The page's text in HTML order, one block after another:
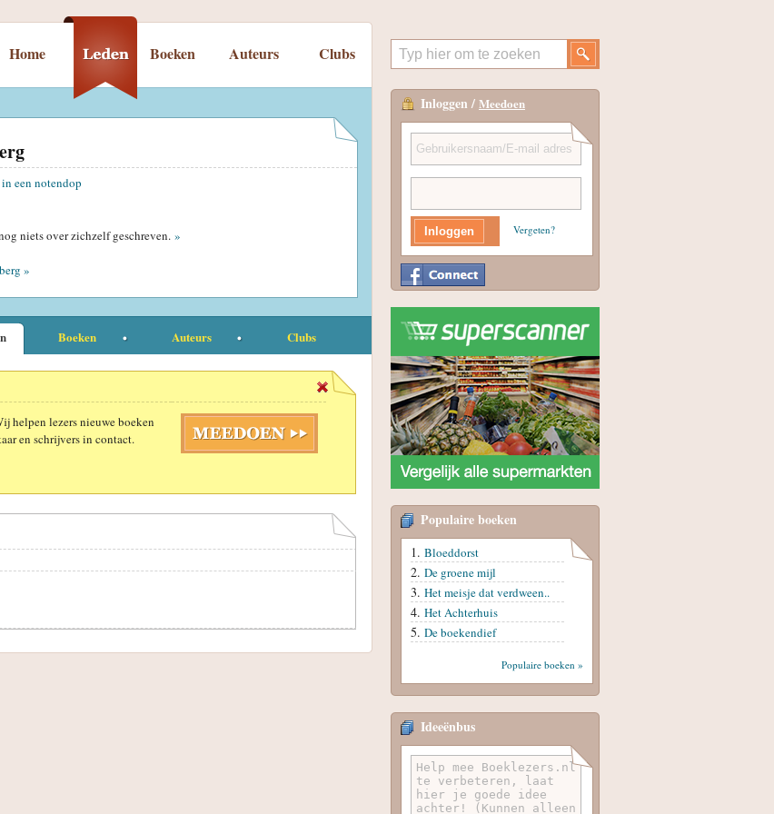
Home Boeken Auteurs Clubs
een notendop
niets over zichzelf geschreven. »
»
Boeken Auteurs Clubs
helpen lezers nieuwe boeken
en schrijvers in contact.
Inloggen / Meedoen
Vergeten?
Populaire boeken
Bloeddorst
De groene mijl
Het meisje dat verdween..
Het Achterhuis
De boekendief
Populaire boeken »
Ideeënbus